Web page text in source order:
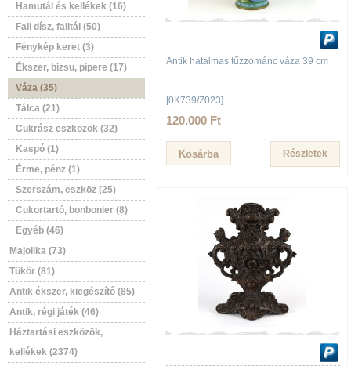
Hamutál és kellékek (16)
Fali dísz, falitál (50)
Fénykép keret (3)
Ékszer, bizsu, pipere (17)
Váza (35)
Tálca (21)
Cukrász eszközök (32)
Kaspó (1)
Érme, pénz (1)
Szerszám, eszköz (25)
Cukortartó, bonbonier (8)
Egyéb (46)
Majolika (73)
Tükör (81)
Antik ékszer, kiegészítő (85)
Antik, régi játék (46)
Háztartási eszközök,
kellékek (2374)
Antik hatalmas tűzzománc váza 39 cm
[0K739/Z023]
120.000 Ft
Részletek